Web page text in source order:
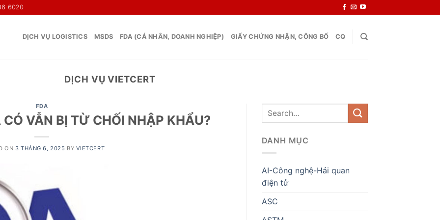
6020
DỊCH VỤ LOGISTICS MSDS FDA (CÁ NHÂN, DOANH NGHIỆP) GIẤY CHỨNG NHẬN, CÔNG BỐ CQ
DỊCH VỤ VIETCERT
FDA
VẪN BỊ TỪ CHỐI NHẬP KHẨU?
ON 3 THÁNG 6, 2025 BY VIETCERT
DANH MỤC
AI-Công nghệ-Hải quan
điện tử
ASC